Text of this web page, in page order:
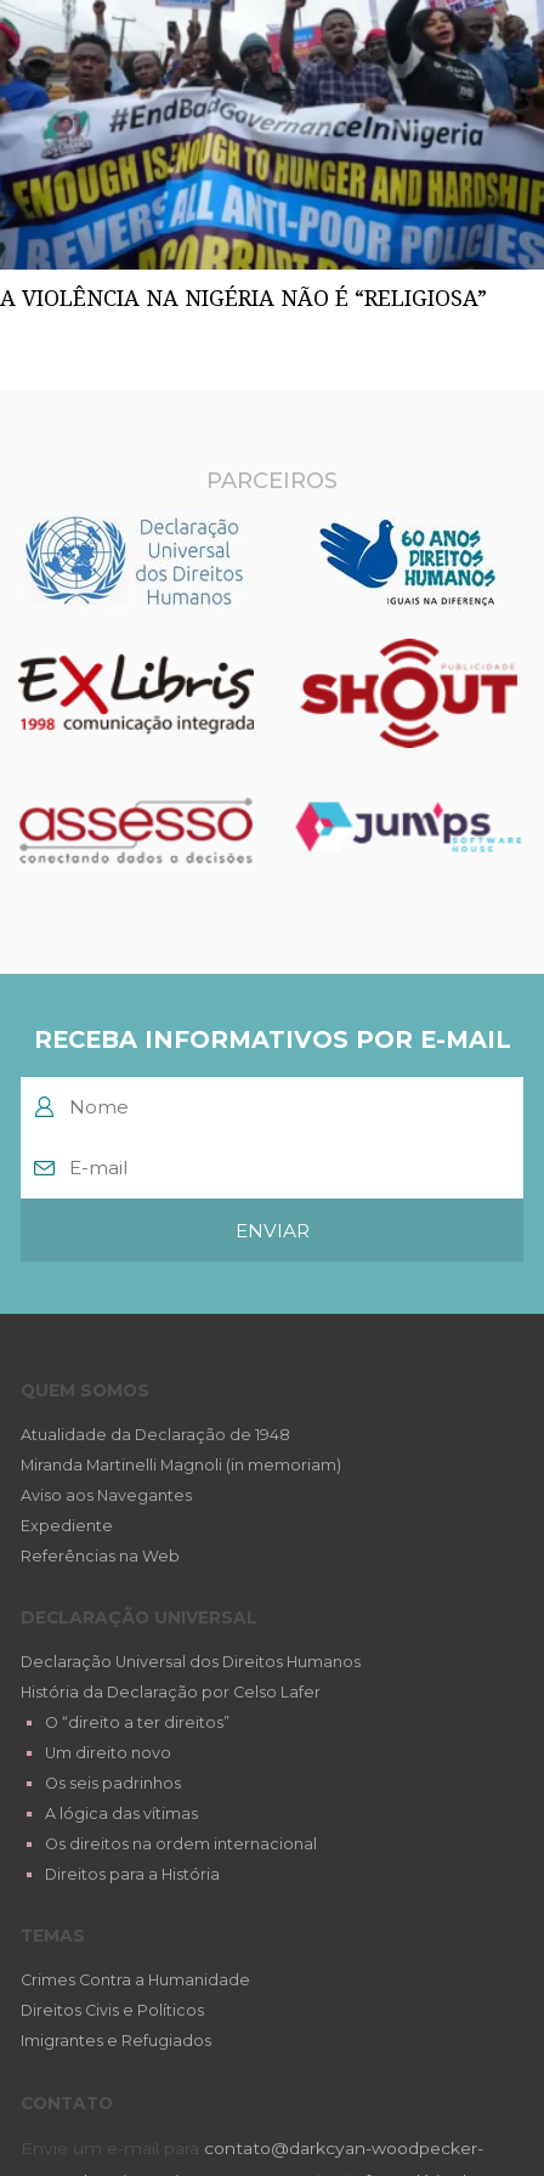
A VIOLÊNCIA NA NIGÉRIA NÃO É “RELIGIOSA”
PARCEIROS
RECEBA INFORMATIVOS POR E-MAIL
QUEM SOMOS
Atualidade da Declaração de 1948
Miranda Martinelli Magnoli (in memoriam)
Aviso aos Navegantes
Expediente
Referências na Web
DECLARAÇÃO UNIVERSAL
Declaração Universal dos Direitos Humanos
História da Declaração por Celso Lafer
O “direito a ter direitos”
Um direito novo
Os seis padrinhos
A lógica das vítimas
Os direitos na ordem internacional
Direitos para a História
TEMAS
Crimes Contra a Humanidade
Direitos Civis e Políticos
Imigrantes e Refugiados
CONTATO
Envie um e-mail para contato@darkcyan-woodpecker-